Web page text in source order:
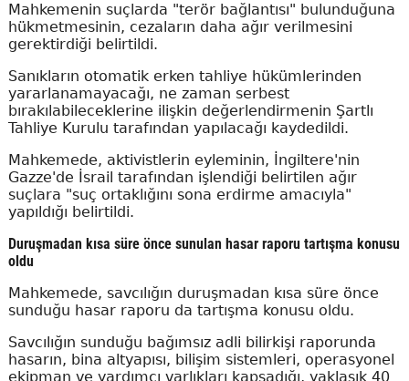
Mahkemenin suçlarda "terör bağlantısı" bulunduğuna
hükmetmesinin, cezaların daha ağır verilmesini
gerektirdiği belirtildi.
Sanıkların otomatik erken tahliye hükümlerinden
yararlanamayacağı, ne zaman serbest
bırakılabileceklerine ilişkin değerlendirmenin Şartlı
Tahliye Kurulu tarafından yapılacağı kaydedildi.
Mahkemede, aktivistlerin eyleminin, İngiltere'nin
Gazze'de İsrail tarafından işlendiği belirtilen ağır
suçlara "suç ortaklığını sona erdirme amacıyla"
yapıldığı belirtildi.
Duruşmadan kısa süre önce sunulan hasar raporu tartışma konusu
oldu
Mahkemede, savcılığın duruşmadan kısa süre önce
sunduğu hasar raporu da tartışma konusu oldu.
Savcılığın sunduğu bağımsız adli bilirkişi raporunda
hasarın, bina altyapısı, bilişim sistemleri, operasyonel
ekipman ve yardımcı varlıkları kapsadığı, yaklaşık 40